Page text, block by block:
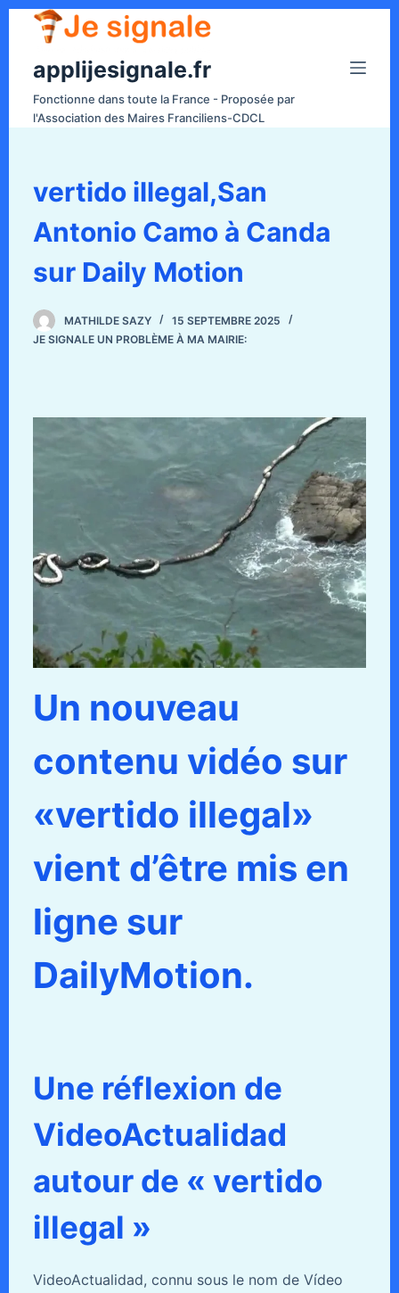
applijesignale.fr
Fonctionne dans toute la France - Proposée par
l'Association des Maires Franciliens-CDCL
vertido illegal,San
Antonio Camo à Canda
sur Daily Motion
MATHILDE SAZY
15 SEPTEMBRE 2025
JE SIGNALE UN PROBLÈME À MA MAIRIE:
Un nouveau
contenu vidéo sur
«vertido illegal»
vient d’être mis en
ligne sur
DailyMotion.
Une réflexion de
VideoActualidad
autour de « vertido
illegal »
VideoActualidad, connu sous le nom de Vídeo